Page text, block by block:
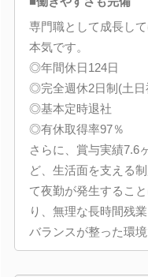
専門職として成長し
本気です。
◎年間休日124日
◎完全週休2日制(土日
◎基本定時退社
◎有休取得率97％
さらに、賞与実績7.6
ど、生活面を支える
て夜勤が発生するこ
り、無理な長時間残
バランスが整った環